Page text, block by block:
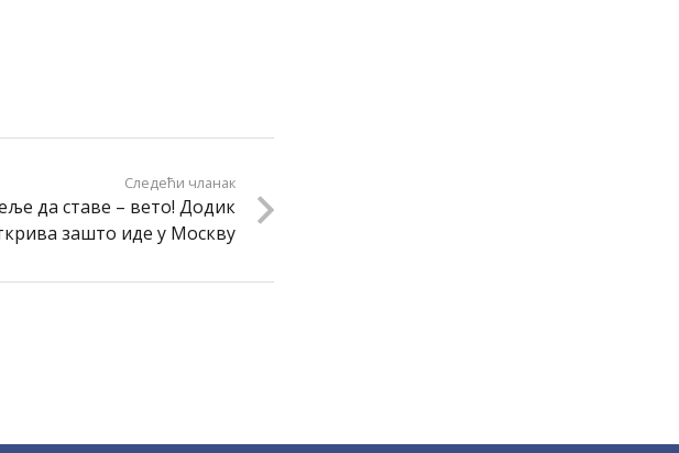
Следећи чланак
да ставе – вето! Додик
зашто иде у Москву